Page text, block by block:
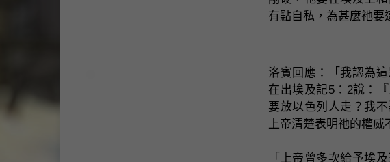
有點自私，為甚麼祂要
洛賓回應：「我認為
在出埃及記5：2說：
要放以色列人走？我
上帝清楚表明祂的權
「上帝曾多次給予埃